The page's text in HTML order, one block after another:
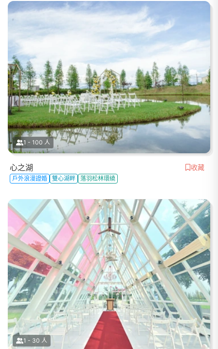
1 - 100 人
心之湖 收藏
戶外浪漫證婚 雙心湖畔 落羽松林環繞
1 - 30 人